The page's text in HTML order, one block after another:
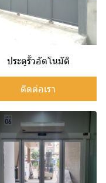
ประตูรั้วอัตโนมัติ
ติดต่อเรา